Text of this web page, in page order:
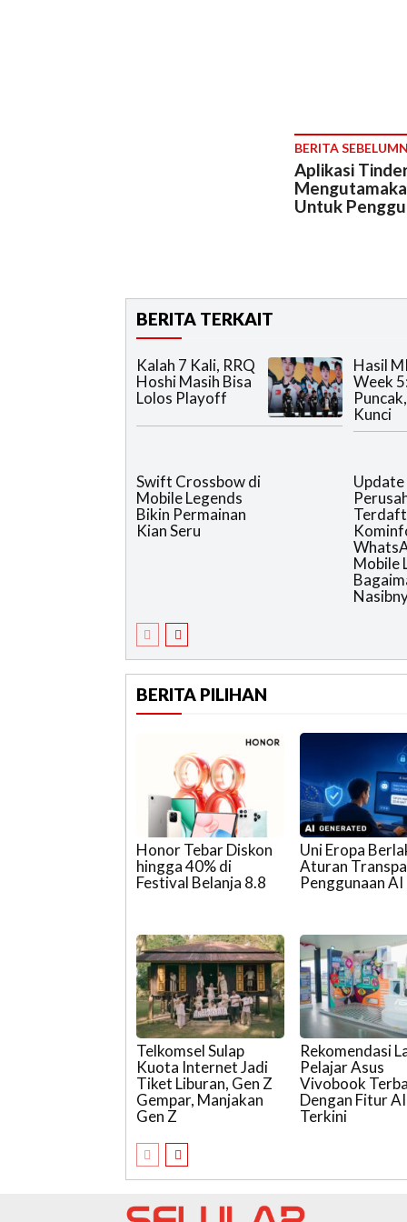
BERITA
Aplikasi
Untuk
BERITA TERKAIT
Kalah 7 Kali, RRQ
Hoshi Masih Bisa
Lolos Playoff
Hasil
Week
Kunci
Swift Crossbow di
Mobile Legends
Bikin Permainan
Kian Seru
Update
Mobile
BERITA PILIHAN
Honor Tebar Diskon
hingga 40% di
Festival Belanja 8.8
Uni Eropa
Aturan
Penggunaan AI
Telkomsel Sulap
Kuota Internet Jadi
Tiket Liburan, Gen Z
Gempar, Manjakan
Gen Z
Rekomendasi
Pelajar Asus
Vivobook
Dengan Fitur AI
Terkini